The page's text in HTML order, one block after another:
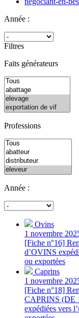
Année :
Filtres
Faits générateurs
Professions
Année :
Ovins
1 novembre
[Fiche n°16]
d’OVINS
ou exportées
Caprins
1 novembre
[Fiche n°18]
CAPRINS (DE
expédiées vers